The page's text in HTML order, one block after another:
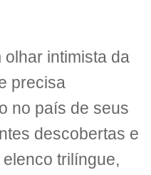
olhar intimista da
precisa
no país de seus
descobertas e
trilíngue,